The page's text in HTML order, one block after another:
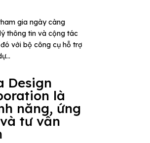
gia ngày càng
thông tin và cộng tác
với bộ công cụ hỗ trợ
Design
là
năng, ứng
tư vấn